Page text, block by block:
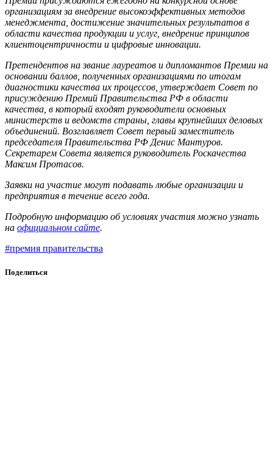
организациям за внедрение высокоэффективных методов
менеджмента, достижение значительных результатов в
области качества продукции и услуг, внедрение принципов
клиентоцентричности и цифровые инновации.
Претендентов на звание лауреатов и дипломантов Премии на
основании баллов, полученных организациями по итогам
диагностики качества их процессов, утверждает Совет по
присуждению Премий Правительства РФ в области
качества, в который входят руководители основных
министерств и ведомств страны, главы крупнейших деловых
объединений. Возглавляет Совет первый заместитель
председателя Правительства РФ Денис Мантуров.
Cекретарем Совета является руководитель Роскачества
Максим Протасов.
Заявки на участие могут подавать любые организации и
предприятия в течение всего года.
Подробную информацию об условиях участия можно узнать
на официальном сайте.
#премия правительства
Поделиться